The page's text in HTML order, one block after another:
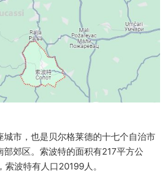
城市，也是贝尔格莱德的十七个自治市
部郊区。索波特的面积有217平方公
波特有人口20199人。